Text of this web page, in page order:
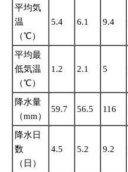
平均気
温
（℃）
5.4 6.1 9.4
平均最
低気温
（℃）
1.2 2.1 5
降水量
（mm）
59.7 56.5 116
降水日
数
（日）
4.5 5.2 9.2